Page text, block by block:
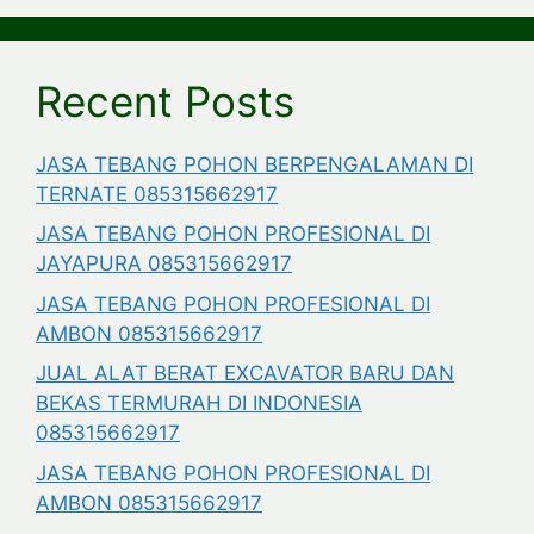
Recent Posts
JASA TEBANG POHON BERPENGALAMAN DI
TERNATE 085315662917
JASA TEBANG POHON PROFESIONAL DI
JAYAPURA 085315662917
JASA TEBANG POHON PROFESIONAL DI
AMBON 085315662917
JUAL ALAT BERAT EXCAVATOR BARU DAN
BEKAS TERMURAH DI INDONESIA
085315662917
JASA TEBANG POHON PROFESIONAL DI
AMBON 085315662917